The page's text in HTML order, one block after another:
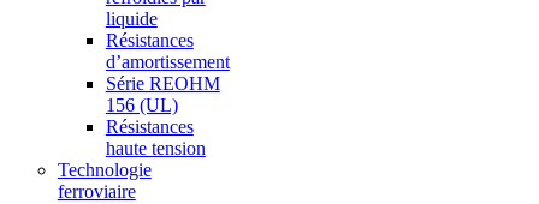
liquide
Résistances
d’amortissement
Série REOHM
156 (UL)
Résistances
haute tension
Technologie
ferroviaire